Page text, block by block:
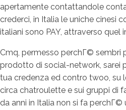
apertamente contattandole
crederci, in Italia le uniche cinesi
italiani sono PAY, attraverso quel
Cmq, permesso perchГ© sembri
prodotto di social-network, sarei
tua credenza ed contro twoo, su
circa chatroulette e sui gruppi di
da anni in Italia non si fa